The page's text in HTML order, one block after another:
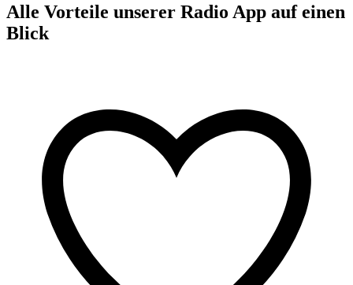
Alle Vorteile unserer Radio App auf einen
Blick